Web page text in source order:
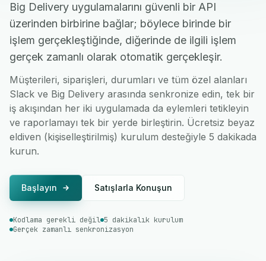
Big Delivery uygulamalarını güvenli bir API
üzerinden birbirine bağlar; böylece birinde bir
işlem gerçekleştiğinde, diğerinde de ilgili işlem
gerçek zamanlı olarak otomatik gerçekleşir.
Müşterileri, siparişleri, durumları ve tüm özel alanları
Slack ve Big Delivery arasında senkronize edin, tek bir
iş akışından her iki uygulamada da eylemleri tetikleyin
ve raporlamayı tek bir yerde birleştirin. Ücretsiz beyaz
eldiven (kişiselleştirilmiş) kurulum desteğiyle 5 dakikada
kurun.
Başlayın Satışlarla Konuşun
Kodlama gerekli değil 5 dakikalık kurulum
Gerçek zamanlı senkronizasyon